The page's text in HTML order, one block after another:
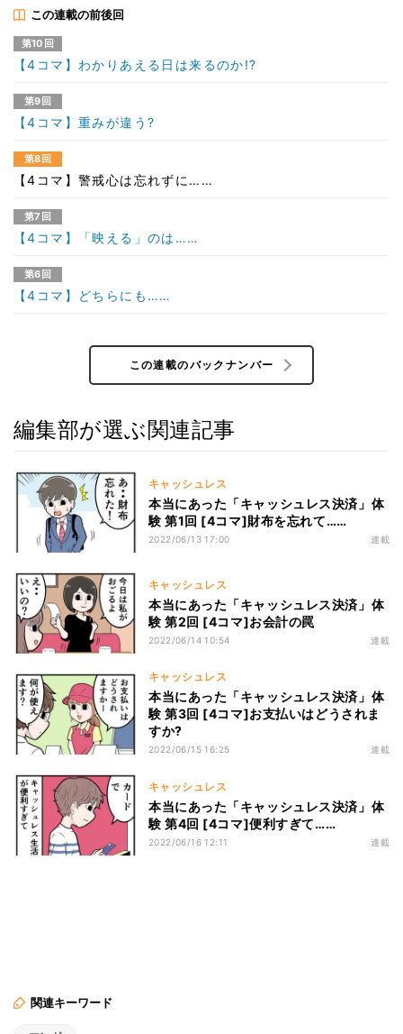
この連載の前後回
第10回
【4コマ】わかりあえる日は来るのか!?
第9回
【4コマ】重みが違う?
第8回
【4コマ】警戒心は忘れずに……
第7回
【4コマ】「映える」のは……
第6回
【4コマ】どちらにも……
この連載のバックナンバー
編集部が選ぶ関連記事
キャッシュレス
本当にあった「キャッシュレス決済」体
験 第1回 [4コマ]財布を忘れて……
2022/06/13 17:00 連載
キャッシュレス
本当にあった「キャッシュレス決済」体
験 第2回 [4コマ]お会計の罠
2022/06/14 10:54 連載
キャッシュレス
本当にあった「キャッシュレス決済」体
験 第3回 [4コマ]お支払いはどうされま
すか?
2022/06/15 16:25 連載
キャッシュレス
本当にあった「キャッシュレス決済」体
験 第4回 [4コマ]便利すぎて……
2022/06/16 12:11 連載
関連キーワード